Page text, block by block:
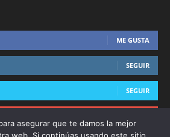
ME GUSTA
SEGUIR
SEGUIR
asegurar que te damos la mejor